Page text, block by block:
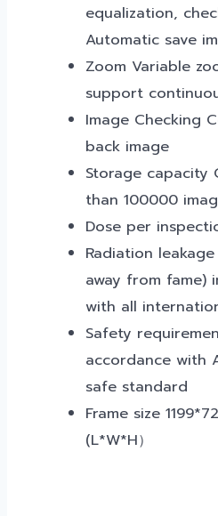
equalization,
Automatic save
Zoom Variable
support
Image Checking
back image
Storage capacity
than 100000
Dose per
Radiation
away from fame)
with all
Safety
accordance with
safe standard
Frame size
(L*W*H）